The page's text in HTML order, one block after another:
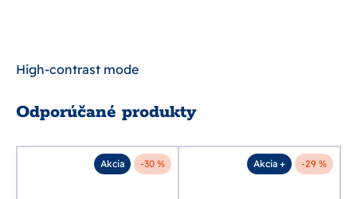
High-contrast mode
Odporúčané produkty
Akcia -30 % Akcia + -29 %